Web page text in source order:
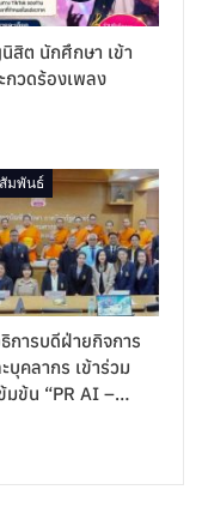
สิต นักศึกษา เข้า
กวดร้องเพลง
มพันธ์
การบดีฝ่ายกิจการ
บุคลากร เข้าร่วม
มข้น “PR AI –…